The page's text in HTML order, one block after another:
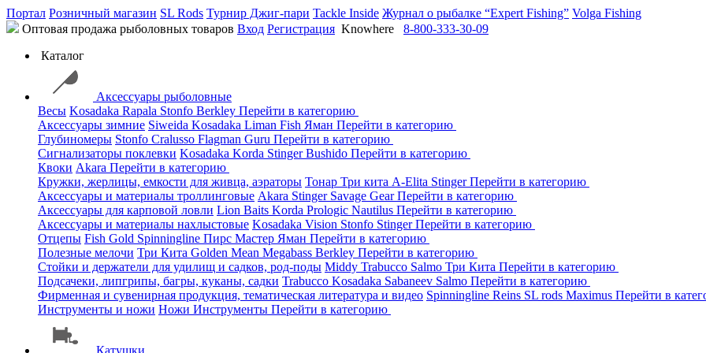
Портал Розничный магазин SL Rods Турнир Джиг-пари Tackle Inside Журнал о рыбалке “Expert Fishing” Volga Fishing
Оптовая продажа рыболовных товаров Вход Регистрация Knowhere
8-800-333-30-09
Каталог
Аксессуары рыболовные
Весы Kosadaka Rapala Stonfo Berkley Перейти в категорию
Аксессуары зимние Siweida Kosadaka Liman Fish Яман Перейти в категорию
Глубиномеры Stonfo Cralusso Flagman Guru Перейти в категорию
Сигнализаторы поклевки Kosadaka Korda StingerBushido Перейти в категорию
Квоки Akara Перейти в категорию
Кружки, жерлицы, емкости для живца, аэраторы Тонар Три кита A-Elita StingerПерейти в категорию
Аксессуары и материалы троллинговые Akara Stinger Savage GearПерейти в категорию
Аксессуары для карповой ловли Lion Baits Korda Prologic Nautilus Перейти в категорию
Аксессуары и материалы нахлыстовые Kosadaka Vision Stonfo StingerПерейти в категорию
Отцепы Fish Gold Spinningline Пирс Мастер Яман Перейти в категорию
Полезные мелочи Три Кита Golden Mean Megabass Berkley Перейти в категорию
Стойки и держатели для удилищ и садков, род-поды Middy Trabucco Salmo Три Кита Перейти в категорию
Подсачеки, липгрипы, багры, куканы, садки Trabucco Kosadaka Sabaneev Salmo Перейти в категорию
Фирменная и сувенирная продукция, тематическая литература и видео Spinningline Reins SL rods Maximus Перейти в
Инструменты и ножи Ножи Инструменты Перейти в категорию
Катушки